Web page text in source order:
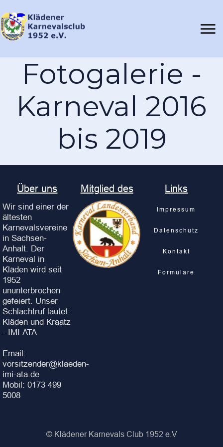
Fotogalerie -
Karneval 2016
bis 2019
Über uns
Wir sind einer der
ältesten
Karnevalsvereine
in Sachsen-
Anhalt. Der
Karneval in
Kläden wird seit
1952
ununterbrochen
gefeiert. Unser
Schlachtruf lautet:
Kläden und Kraatz
- IMI ATA
Email:
vorsitzender@klaeden-
imi-ata.de
Mobil: 0173 499
5008
Mitglied des Links
Impressum
Datenschutz
Kontakt
Formulare
© Klädener Karnevals Club 1952 e.V